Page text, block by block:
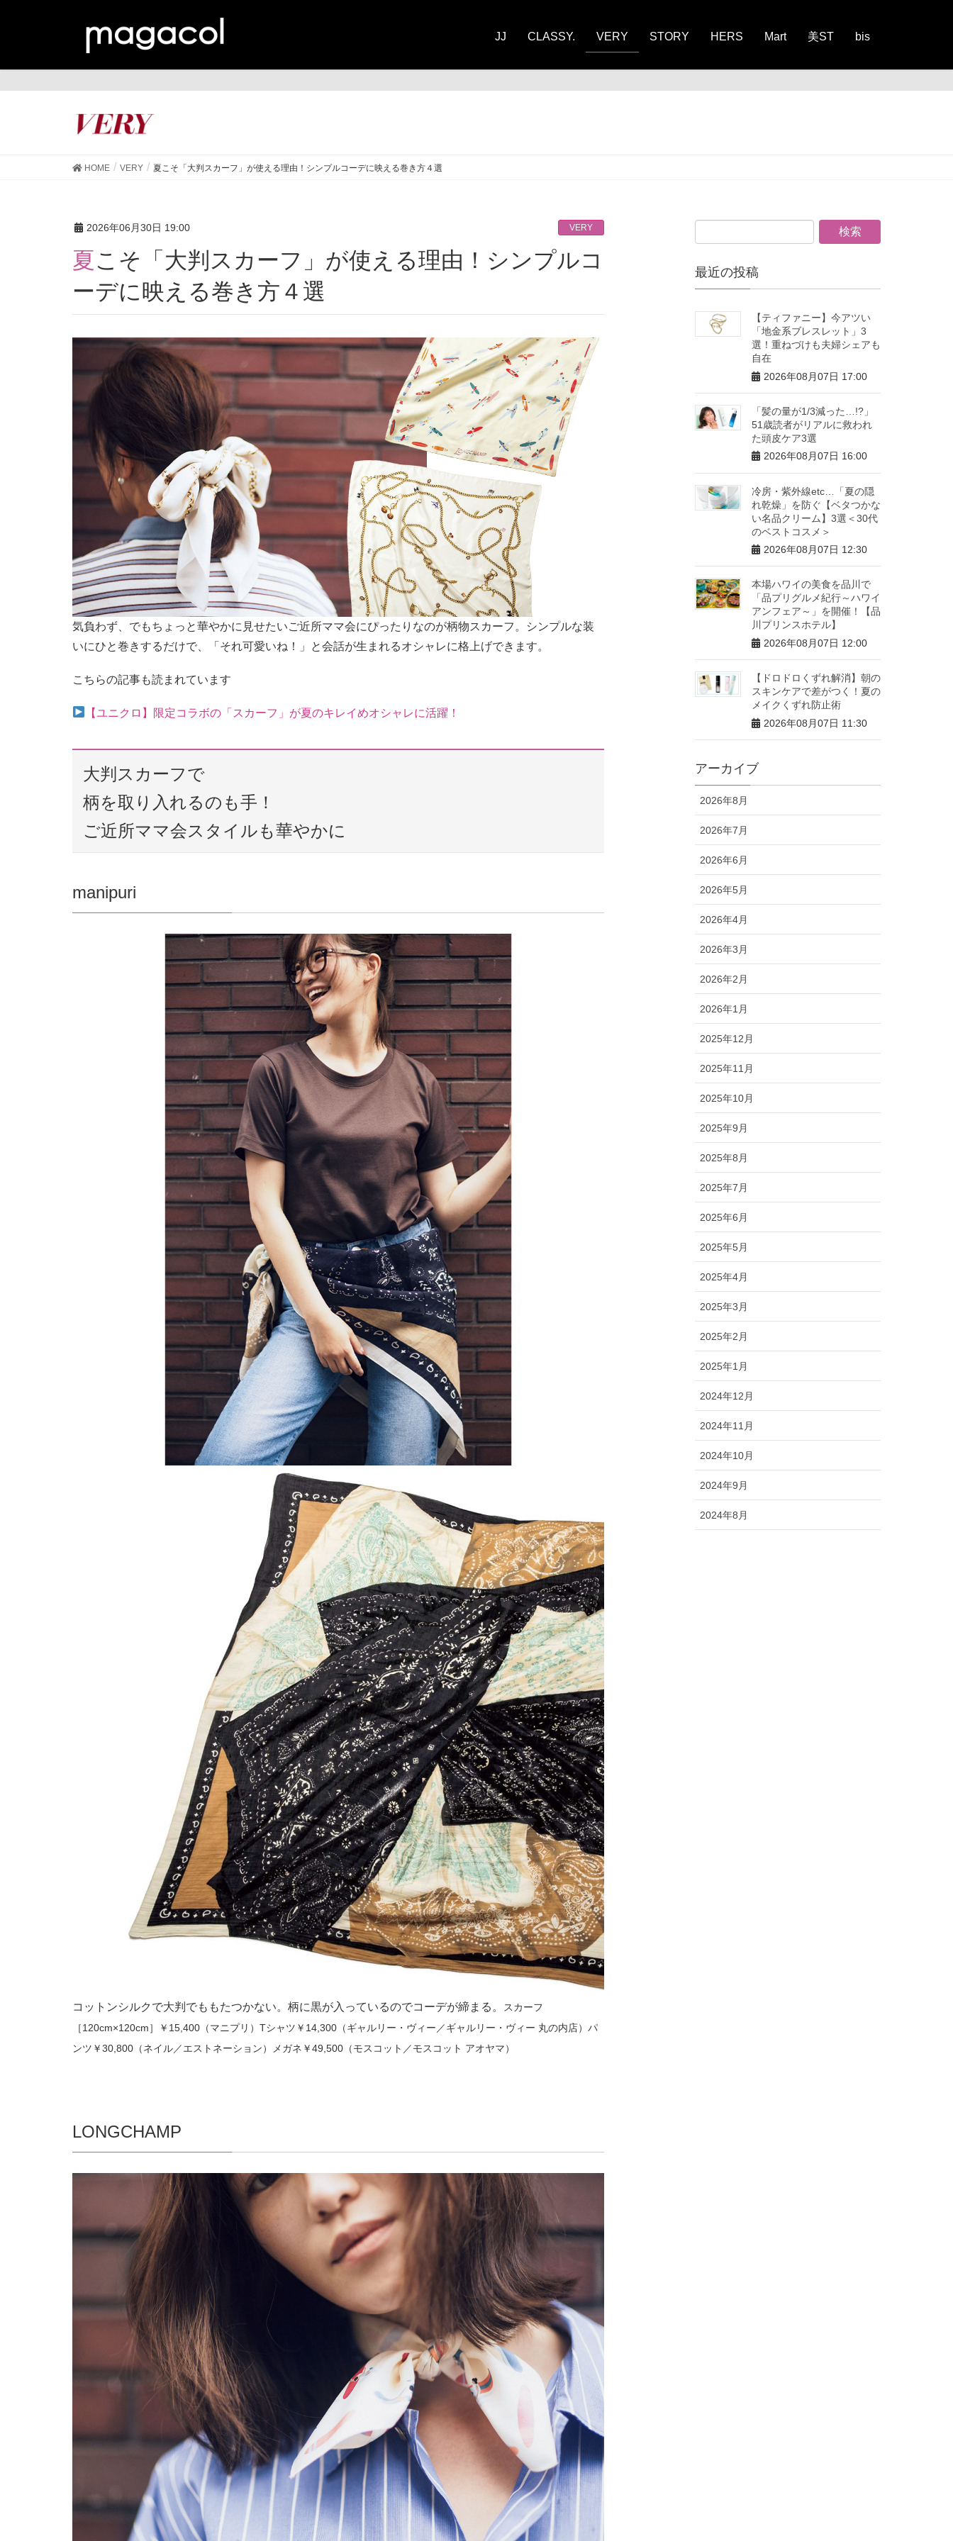
JJ CLASSY. VERY STORY HERS Mart 美ST bis
HOME VERY 夏こそ「大判スカーフ」が使える理由！シンプルコーデに映える巻き方４選
2026年06月30日 19:00 VERY
夏こそ「大判スカーフ」が使える理由！シンプルコ
ーデに映える巻き方４選
気負わず、でもちょっと華やかに見せたいご近所ママ会にぴったりなのが柄物スカーフ。シンプルな装
いにひと巻きするだけで、「それ可愛いね！」と会話が生まれるオシャレに格上げできます。
こちらの記事も読まれています
【ユニクロ】限定コラボの「スカーフ」が夏のキレイめオシャレに活躍！
大判スカーフで
柄を取り入れるのも手！
ご近所ママ会スタイルも華やかに
manipuri
コットンシルクで大判でももたつかない。柄に黒が入っているのでコーデが締まる。
スカーフ
［120cm×120cm］￥15,400（マニプリ）Tシャツ￥14,300（ギャルリー・ヴィー／ギャルリー・ヴィー 丸の内店）パ
ンツ￥30,800（ネイル／エストネーション）メガネ￥49,500（モスコット／モスコット アオヤマ）
LONGCHAMP
最近の投稿
【ティファニー】今アツい
「地金系ブレスレット」3
選！重ねづけも夫婦シェアも
自在
2026年08月07日 17:00
「髪の量が1/3減った…!?」
51歳読者がリアルに救われ
た頭皮ケア3選
2026年08月07日 16:00
冷房・紫外線etc…「夏の隠
れ乾燥」を防ぐ【ベタつかな
い名品クリーム】3選＜30代
のベストコスメ＞
2026年08月07日 12:30
本場ハワイの美食を品川で
「品プリグルメ紀行～ハワイ
アンフェア～」を開催！【品
川プリンスホテル】
2026年08月07日 12:00
【ドロドロくずれ解消】朝の
スキンケアで差がつく！夏の
メイクくずれ防止術
2026年08月07日 11:30
アーカイブ
2026年8月
2026年7月
2026年6月
2026年5月
2026年4月
2026年3月
2026年2月
2026年1月
2025年12月
2025年11月
2025年10月
2025年9月
2025年8月
2025年7月
2025年6月
2025年5月
2025年4月
2025年3月
2025年2月
2025年1月
2024年12月
2024年11月
2024年10月
2024年9月
2024年8月